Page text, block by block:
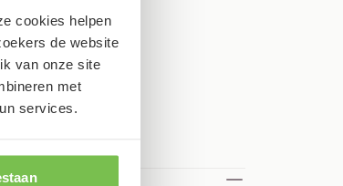
cookies helpen
de website
van onze site
met
services.